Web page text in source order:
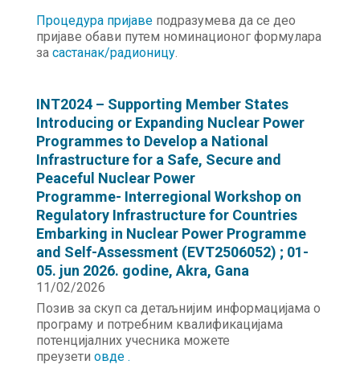
Процедура пријавеподразумева да се део
пријаве обави путем номинационог формулара
за састанак/радионицу.
INT2024 – Supporting Member States
Introducing or Expanding Nuclear Power
Programmes to Develop a National
Infrastructure for a Safe, Secure and
Peaceful Nuclear Power
Programme- Interregional Workshop on
Regulatory Infrastructure for Countries
Embarking in Nuclear Power Programme
and Self-Assessment (EVT2506052) ; 01-
05. jun 2026. godine, Akra, Gana
11/02/2026
Позив за скуп са детаљнијим информацијама о
програму и потребним квалификацијама
потенцијалних учесника можете
преузети овде .